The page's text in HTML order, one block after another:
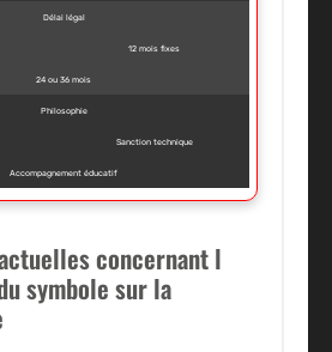
Délai légal
12 mois fixes
24 ou 36 mois
Philosophie
Sanction technique
Accompagnement éducatif
concernant l
symbole sur la